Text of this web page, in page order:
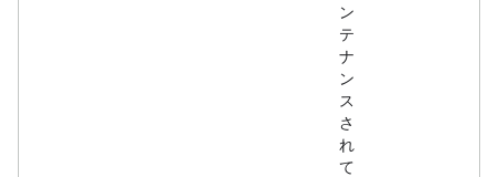
ン
テ
ナ
ン
ス
さ
れ
て